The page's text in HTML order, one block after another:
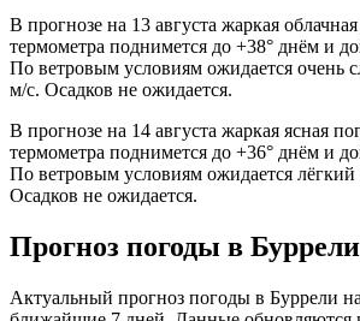
В прогнозе на 13 августа жаркая
термометра поднимется до +38° днём и
По ветровым условиям ожидается очень
м/с. Осадков не ожидается.
В прогнозе на 14 августа жаркая ясная
термометра поднимется до +36° днём и
По ветровым условиям ожидается лёгкий
Осадков не ожидается.
Прогноз погоды в Буррели
Актуальный прогноз погоды в Буррели на